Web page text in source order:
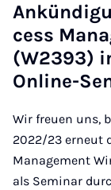
cess
(W2393)
On­line-
Wir freuen uns,
2022/23 erneut
Management
als Seminar